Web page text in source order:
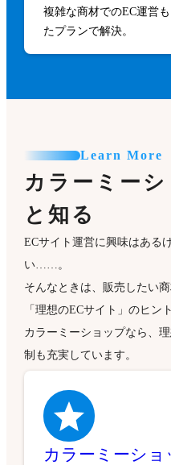
複雑な商材でのEC運営
たプランで解決。
Learn More
カラーミー
と知る
ECサイト運営に興味はある
い……。
そんなときは、販売したい
「理想のECサイト」のヒン
カラーミーショップなら、
制も充実しています。
カラーミーショ